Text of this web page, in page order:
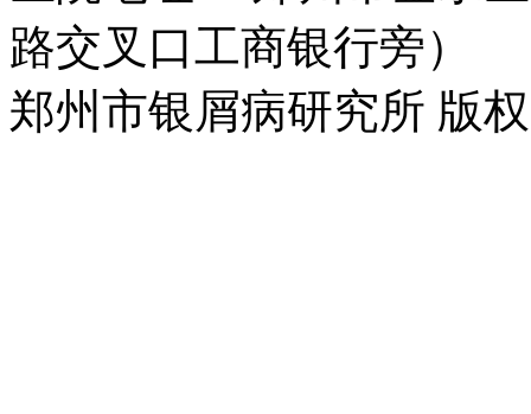
路交叉口工商银行旁）
郑州市银屑病研究所 版